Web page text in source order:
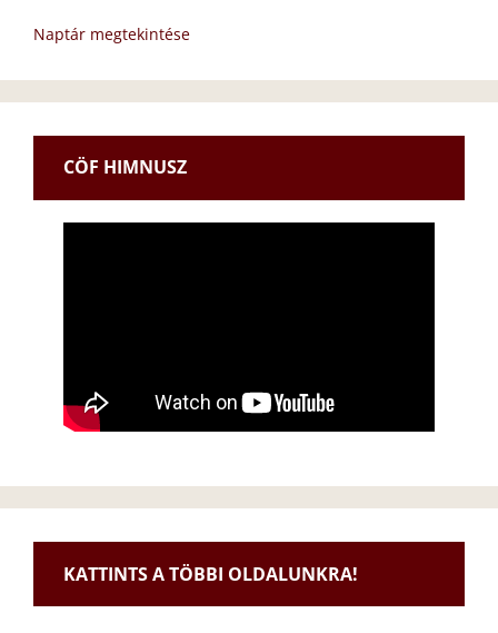
Naptár megtekintése
CÖF HIMNUSZ
KATTINTS A TÖBBI OLDALUNKRA!